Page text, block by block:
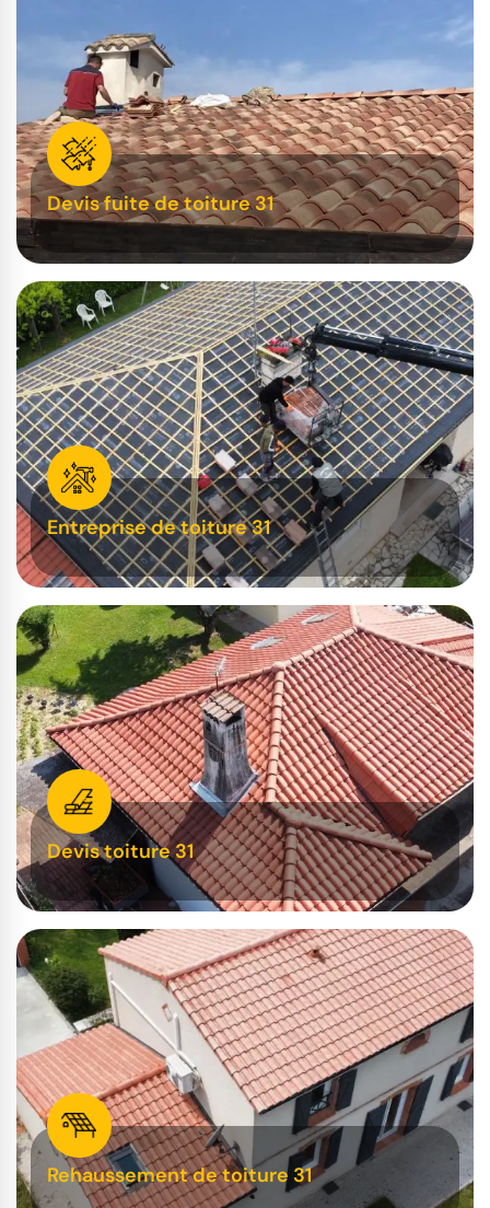
Devis fuite de toiture 31
Entreprise de toiture 31
Devis toiture 31
Rehaussement de toiture 31